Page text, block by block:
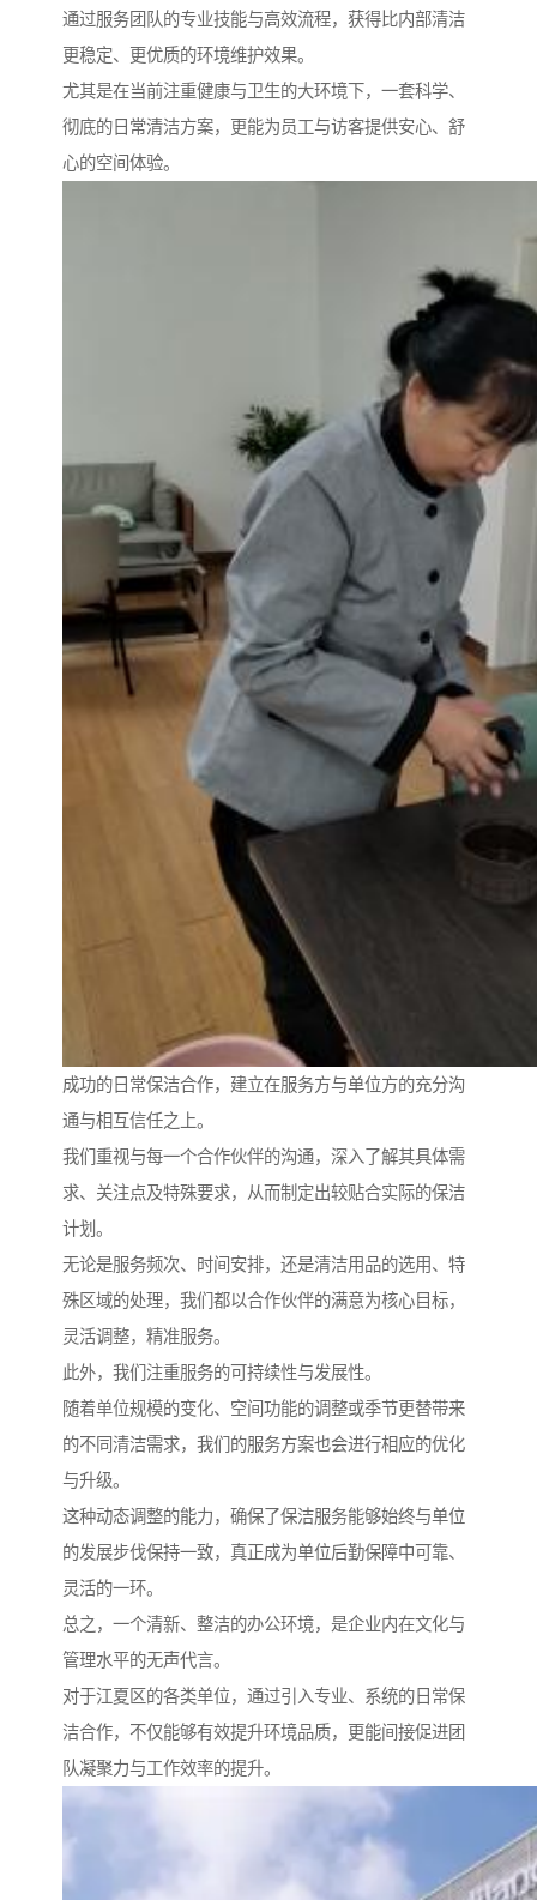
通过服务团队的专业技能与高效流程，获得比内部清洁
更稳定、更优质的环境维护效果。
尤其是在当前注重健康与卫生的大环境下，一套科学、
彻底的日常清洁方案，更能为员工与访客提供安心、舒
心的空间体验。
成功的日常保洁合作，建立在服务方与单位方的充分沟
通与相互信任之上。
我们重视与每一个合作伙伴的沟通，深入了解其具体需
求、关注点及特殊要求，从而制定出较贴合实际的保洁
计划。
无论是服务频次、时间安排，还是清洁用品的选用、特
殊区域的处理，我们都以合作伙伴的满意为核心目标，
灵活调整，精准服务。
此外，我们注重服务的可持续性与发展性。
随着单位规模的变化、空间功能的调整或季节更替带来
的不同清洁需求，我们的服务方案也会进行相应的优化
与升级。
这种动态调整的能力，确保了保洁服务能够始终与单位
的发展步伐保持一致，真正成为单位后勤保障中可靠、
灵活的一环。
总之，一个清新、整洁的办公环境，是企业内在文化与
管理水平的无声代言。
对于江夏区的各类单位，通过引入专业、系统的日常保
洁合作，不仅能够有效提升环境品质，更能间接促进团
队凝聚力与工作效率的提升。